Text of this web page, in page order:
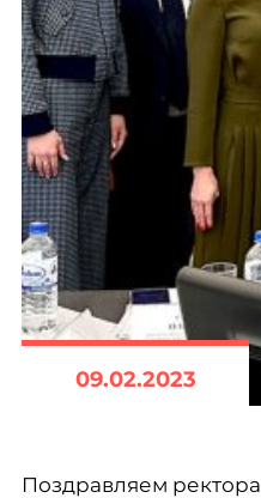
09.02.2023
Поздравляем ректора